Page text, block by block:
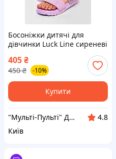
Босоніжки дитячі для
дівчинки Luck Line сиреневі
EVA на липучках, легкі літні
сандалії, розміри 30-35
405₴
450 ₴ -10%
Купити
"Мульті-Пульті" Дитячий одяг, взуття, іграшки!+Товари для домашніх улюбленців
4.8
Київ